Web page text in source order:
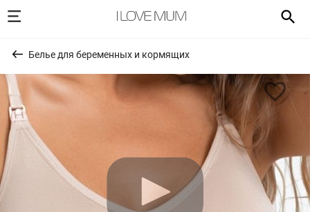
Белье для беременных и кормящих